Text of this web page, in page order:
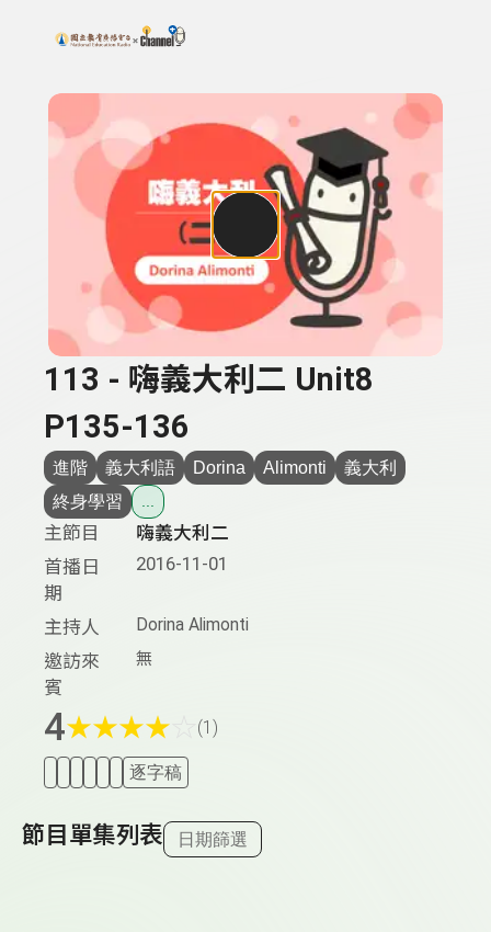
上方功能區塊
搜尋關鍵字：可輸入節目名稱、主持人或關鍵字
113 - 嗨義大利二 Unit8
P135-136
進階 義大利語 Dorina Alimonti
義大利
終身學習
...
主節目
嗨義大利二
首播日
期
2016-11-01
主持人 Dorina Alimonti
邀訪來
賓
無
4★★★★ (1)
逐字稿
節目單集列表 日期篩選